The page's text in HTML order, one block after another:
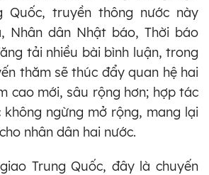
Quốc, truyền thông nước này
Nhân dân Nhật báo, Thời báo
tải nhiều bài bình luận, trong
thăm sẽ thúc đẩy quan hệ hai
cao mới, sâu rộng hơn; hợp tác
ngừng mở rộng, mang lại
nhân dân hai nước.
Trung Quốc, đây là chuyến